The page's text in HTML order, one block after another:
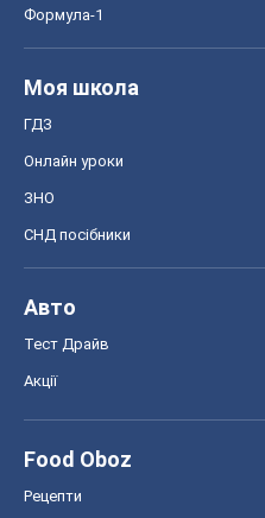
Формула-1
Моя школа
ГДЗ
Онлайн уроки
ЗНО
СНД посібники
Авто
Тест Драйв
Акції
Food Oboz
Рецепти